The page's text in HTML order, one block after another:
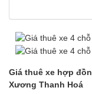
Giá thuê xe hợp
Xương Thanh Hoá